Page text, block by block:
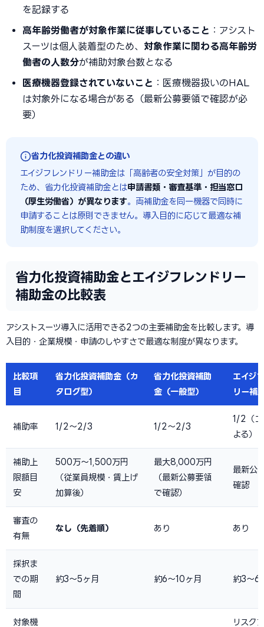
を記録する
高年齢労働者が対象作業に従事していること ：アシスト
スーツは個人装着型のため、 対象作業に関わる高年齢労
働者の人数分が補助対象台数となる
医療機器登録されていないこと ：医療機器扱いのHAL
は対象外になる場合がある（最新公募要領で確認が必
要）
省力化投資補助金との違い
エイジフレンドリー補助金は「高齢者の安全対策」が目的の
ため、省力化投資補助金とは申請書類・審査基準・担当窓口
（厚生労働省）が異なります。両補助金を同一機器で同時に
申請することは原則できません。導入目的に応じて最適な補
助制度を選択してください。
省力化投資補助金とエイジフレンドリー
補助金の比較表
アシストスーツ導入に活用できる2つの主要補助金を比較します。導
入目的・企業規模・申請のしやすさで最適な制度が異なります。
比較項
目
省力化投資補助金（カ
タログ型）
省力化投資補助
金（一般型）
エイジ
リー補
補助率 1/2〜2/3 1/2〜2/3
1/2（コ
よる）
補助上
限額目
安
500万〜1,500万円
（従業員規模・賃上げ
加算後）
最大8,000万円
（最新公募要領
で確認）
最新公
確認
審査の
有無
なし（先着順） あり あり
採択ま
での期
間
約3〜5ヶ月 約6〜10ヶ月 約3〜6
対象機
リスク